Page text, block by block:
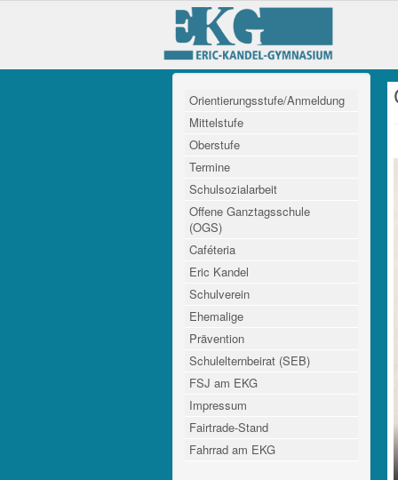
Orientierungsstufe/Anmeldung
Mittelstufe
Oberstufe
Termine
Schulsozialarbeit
Offene Ganztagsschule
(OGS)
Caféteria
Eric Kandel
Schulverein
Ehemalige
Prävention
Schulelternbeirat (SEB)
FSJ am EKG
Impressum
Fairtrade-Stand
Fahrrad am EKG